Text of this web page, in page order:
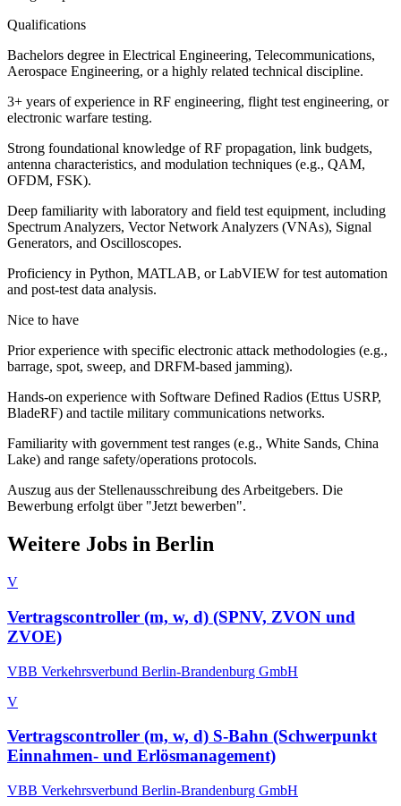
Qualifications
Bachelors degree in Electrical Engineering, Telecommunications,
Aerospace Engineering, or a highly related technical discipline.
3+ years of experience in RF engineering, flight test engineering, or
electronic warfare testing.
Strong foundational knowledge of RF propagation, link budgets,
antenna characteristics, and modulation techniques (e.g., QAM,
OFDM, FSK).
Deep familiarity with laboratory and field test equipment, including
Spectrum Analyzers, Vector Network Analyzers (VNAs), Signal
Generators, and Oscilloscopes.
Proficiency in Python, MATLAB, or LabVIEW for test automation
and post-test data analysis.
Nice to have
Prior experience with specific electronic attack methodologies (e.g.,
barrage, spot, sweep, and DRFM-based jamming).
Hands-on experience with Software Defined Radios (Ettus USRP,
BladeRF) and tactile military communications networks.
Familiarity with government test ranges (e.g., White Sands, China
Lake) and range safety/operations protocols.
Auszug aus der Stellenausschreibung des Arbeitgebers. Die
Bewerbung erfolgt über "Jetzt bewerben".
Weitere Jobs in Berlin
V
Vertragscontroller (m, w, d) (SPNV, ZVON und
ZVOE)
VBB Verkehrsverbund Berlin-Brandenburg GmbH
V
Vertragscontroller (m, w, d) S-Bahn (Schwerpunkt
Einnahmen- und Erlösmanagement)
VBB Verkehrsverbund Berlin-Brandenburg GmbH